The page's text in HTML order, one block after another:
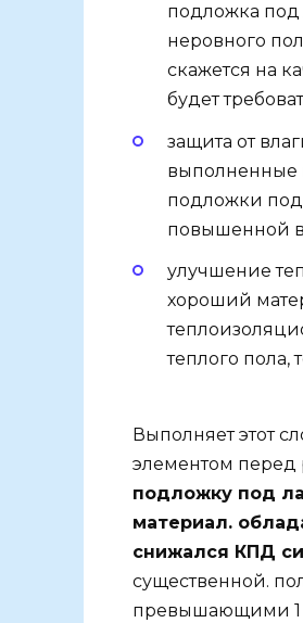
подложка под
неровного
скажется на
будет
защита от
выполненные
подложки под
повышенной
улучшение
хороший
теплого пола,
Выполняет этот
элементом перед
подложку под
материал.
снижался КПД
существенной.
превышающими 1